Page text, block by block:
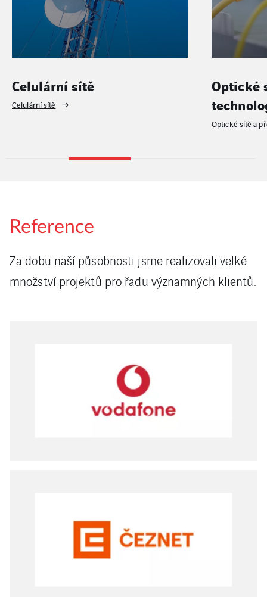
Celulární sítě
Celulární sítě
Optické
Optické sítě a
Reference
Za dobu naší působnosti jsme realizovali velké
množství projektů pro řadu významných klientů.